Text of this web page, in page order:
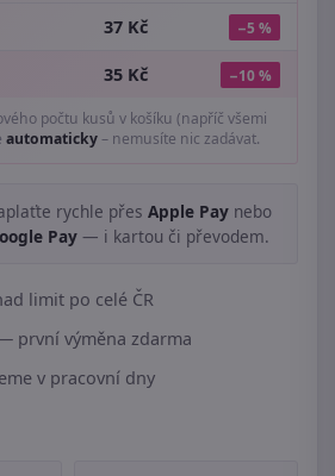
37 Kč −5 %
35 Kč −10 %
počtu kusů v košíku (napříč všemi
automaticky– nemusíte nic zadávat.
rychle přes Apple Pay nebo
Pay — i kartou či převodem.
limit po celé ČR
první výměna zdarma
v pracovní dny